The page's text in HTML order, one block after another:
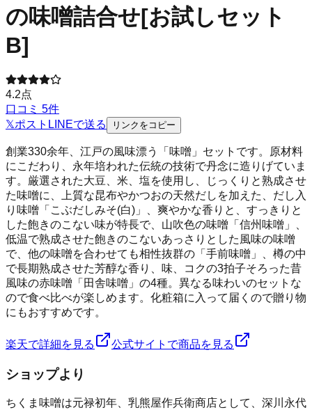
の味噌詰合せ[お試しセット
B]
4.2点
口コミ 5件
𝕏ポスト LINEで送る リンクをコピー
創業330余年、江戸の風味漂う「味噌」セットです。原材料
にこだわり、永年培われた伝統の技術で丹念に造りげていま
す。厳選された大豆、米、塩を使用し、じっくりと熟成させ
た味噌に、上質な昆布やかつおの天然だしを加えた、だし入
り味噌「こぶだしみそ(白)」、爽やかな香りと、すっきりと
した飽きのこない味が特長で、山吹色の味噌「信州味噌」、
低温で熟成させた飽きのこないあっさりとした風味の味噌
で、他の味噌を合わせても相性抜群の「手前味噌」、樽の中
で長期熟成させた芳醇な香り、味、コクの3拍子そろった昔
風味の赤味噌「田舎味噌」の4種。異なる味わいのセットな
ので食べ比べが楽しめます。化粧箱に入って届くので贈り物
にもおすすめです。
楽天で詳細を見る 公式サイトで商品を見る
ショップより
ちくま味噌は元禄初年、乳熊屋作兵衛商店として、深川永代